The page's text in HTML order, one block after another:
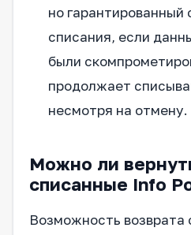
но гарантированный
списания, если
были
продолжает
несмотря на отмену.
Можно ли
списанные Info
Возможность возврата